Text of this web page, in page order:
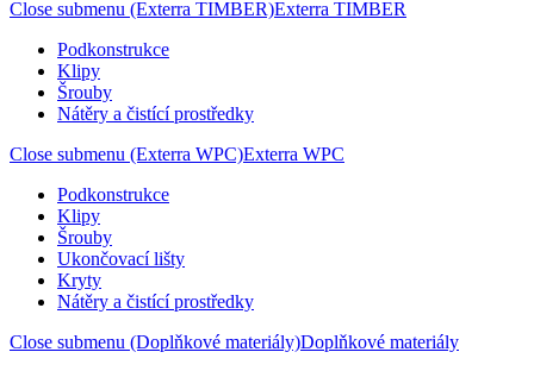
Close submenu (Exterra TIMBER)Exterra TIMBER
Podkonstrukce
Klipy
Šrouby
Nátěry a čistící prostředky
Close submenu (Exterra WPC)Exterra WPC
Podkonstrukce
Klipy
Šrouby
Ukončovací lišty
Kryty
Nátěry a čistící prostředky
Close submenu (Doplňkové materiály)Doplňkové materiály